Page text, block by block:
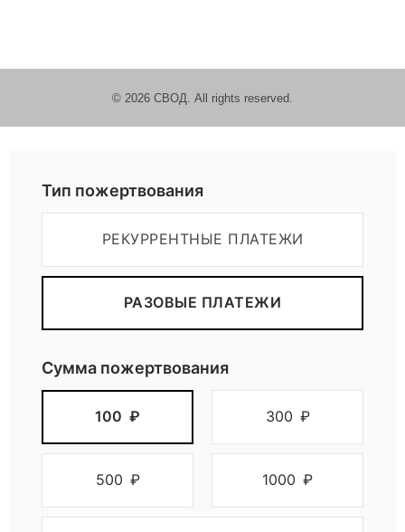
т
е
л
н
о
м
© 2026 СВОД. All rights reserved.
Тип пожертвования
РЕКУРРЕНТНЫЕ ПЛАТЕЖИ
РАЗОВЫЕ ПЛАТЕЖИ
Сумма пожертвования
100 ₽ 300 ₽
500 ₽ 1000 ₽